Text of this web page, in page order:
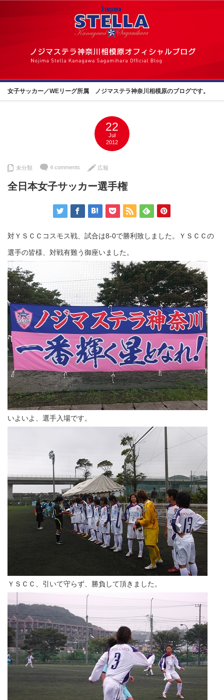
女子サッカー／WEリーグ所属 ノジマステラ神奈川相模原のブログです。
22
Jul
2012
未分類 4 comments 広報
全日本女子サッカー選手権
対ＹＳＣＣコスモス戦、試合は8-0で勝利致しました。ＹＳＣＣの
選手の皆様、対戦有難う御座いました。
いよいよ、選手入場です。
ＹＳＣＣ、引いて守らず、勝負して頂きました。